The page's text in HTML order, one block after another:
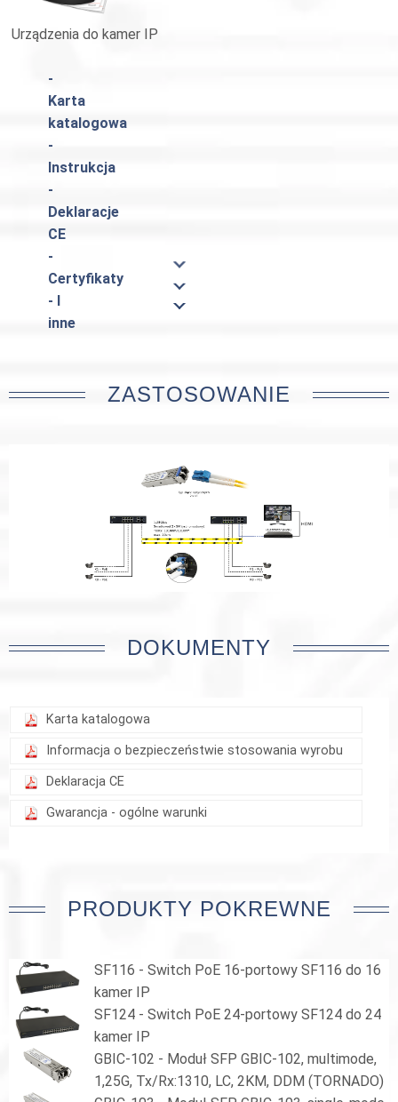
Urządzenia do kamer IP
-
Karta
katalogowa
-
Instrukcja
-
Deklaracje
CE
-
Certyfikaty
- I
inne
ZASTOSOWANIE
DOKUMENTY
Karta katalogowa
Informacja o bezpieczeństwie stosowania wyrobu
Deklaracja CE
Gwarancja - ogólne warunki
PRODUKTY POKREWNE
SF116 - Switch PoE 16-portowy SF116 do 16
kamer IP
SF124 - Switch PoE 24-portowy SF124 do 24
kamer IP
GBIC-102 - Moduł SFP GBIC-102, multimode,
1,25G, Tx/Rx:1310, LC, 2KM, DDM (TORNADO)